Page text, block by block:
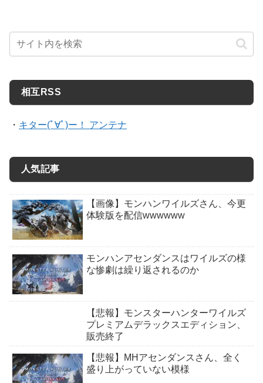
相互RSS
・ キター(ﾟ∀ﾟ)ー！ アンテナ
人気記事
【画像】モンハンワイルズさん、今更
体験版を配信wwwwww
モンハンアセンダンスはワイルズの様
な惨劇は繰り返されるのか
【悲報】モンスターハンターワイルズ
プレミアムデラックスエディション、
販売終了
【悲報】MHアセンダンスさん、全く
盛り上がっていない模様